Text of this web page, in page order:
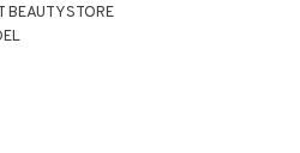
BEAUTYSTORE